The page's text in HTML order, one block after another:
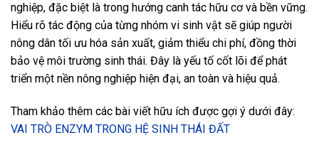
nghiệp, đặc biệt là trong hướng canh tác hữu cơ và bền vững.
Hiểu rõ tác động của từng nhóm vi sinh vật sẽ giúp người
nông dân tối ưu hóa sản xuất, giảm thiểu chi phí, đồng thời
bảo vệ môi trường sinh thái. Đây là yếu tố cốt lõi để phát
triển một nền nông nghiệp hiện đại, an toàn và hiệu quả.
Tham khảo thêm các bài viết hữu ích được gợi ý dưới đây:
VAI TRÒ ENZYM TRONG HỆ SINH THÁI ĐẤT